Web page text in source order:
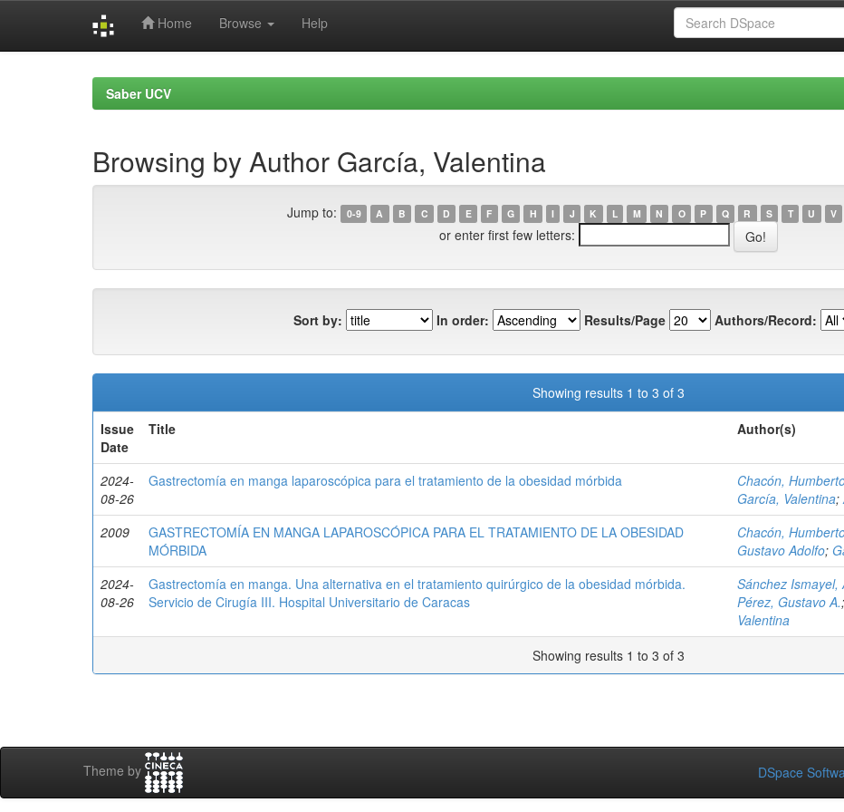
Home Browse Help
Saber UCV
Browsing by Author García, Valentina
Jump to: 0-9 A B C D E F G H I J K L M N O P Q R S T U V
or enter first few letters:
Sort by: In order: Results/Page Authors/Record:
Showing results 1 to 3 of 3
Issue
Date
Title Author(s)
2024-
08-26
Gastrectomía en manga laparoscópica para el tratamiento de la obesidad mórbida Chacón,
García, Valentina;
2009
GASTRECTOMÍA EN MANGA LAPAROSCÓPICA PARA EL TRATAMIENTO DE LA OBESIDAD
MÓRBIDA
Chacón,
Gustavo Adolfo;
2024-
08-26
Gastrectomía en manga. Una alternativa en el tratamiento quirúrgico de la obesidad mórbida.
Servicio de Cirugía III. Hospital Universitario de Caracas
Sánchez Ismayel,
Pérez, Gustavo A.;
Valentina
Showing results 1 to 3 of 3
Theme by DSpace